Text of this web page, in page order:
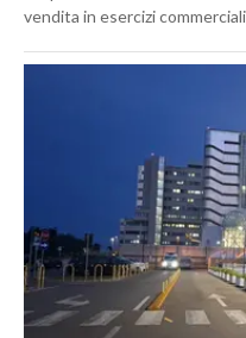
vendita in esercizi